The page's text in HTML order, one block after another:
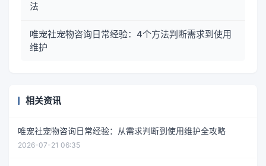
法
唯宠社宠物咨询日常经验：4个方法判断需求到使用
维护
相关资讯
唯宠社宠物咨询日常经验：从需求判断到使用维护全攻略
2026-07-21 06:35